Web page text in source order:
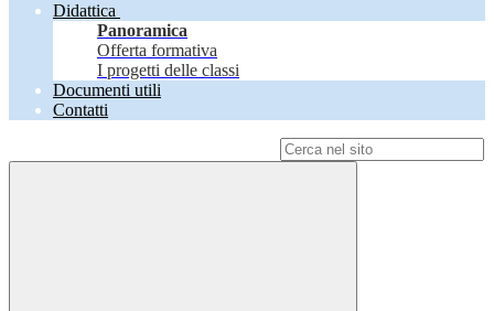
Didattica
Panoramica
Offerta formativa
I progetti delle classi
Documenti utili
Contatti